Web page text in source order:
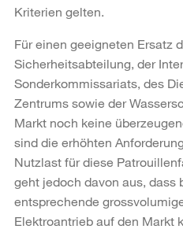
Kriterien gelten.
Für einen geeigneten Ersatz
Sicherheitsabteilung, der
Sonderkommissariats, des
Zentrums sowie der
Markt noch keine
sind die erhöhten
Nutzlast für diese
geht jedoch davon aus, dass
entsprechende
Elektroantrieb auf den Markt